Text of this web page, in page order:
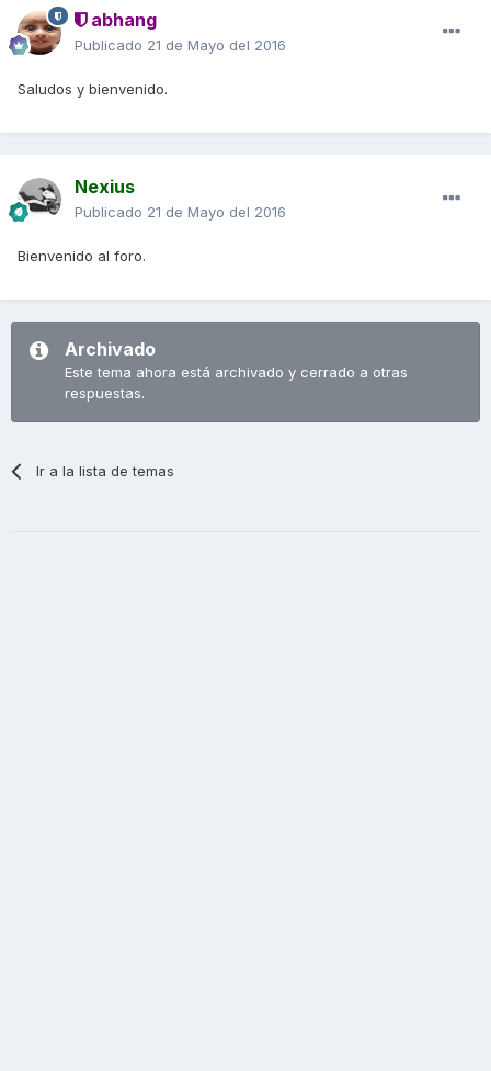
abhang
Publicado 21 de Mayo del 2016
Saludos y bienvenido.
Nexius
Publicado 21 de Mayo del 2016
Bienvenido al foro.
Archivado
Este tema ahora está archivado y cerrado a otras
respuestas.
Ir a la lista de temas